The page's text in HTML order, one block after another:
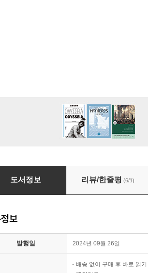
않아 우리는 먼지가 되리니
도서정보 리뷰/한줄평 (6/1)
보
발행일 2024년 09월 26일
배송 없이 구매 후 바로 읽기